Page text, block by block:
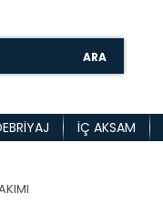
ARA
İÇ AKSAM